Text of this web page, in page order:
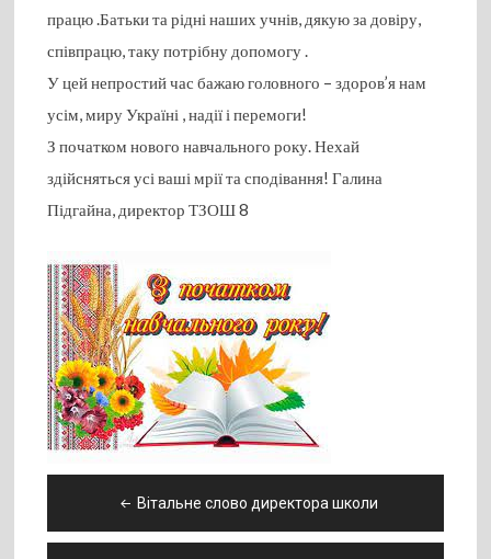
працю .Батьки та рідні наших учнів, дякую за довіру,
співпрацю, таку потрібну допомогу .
У цей непростий час бажаю головного – здоров’я нам
усім, миру Україні , надії і перемоги!
З початком нового навчального року. Нехай
здійсняться усі ваші мрії та сподівання! Галина
Підгайна, директор ТЗОШ 8
записівВітальне слово директора школи